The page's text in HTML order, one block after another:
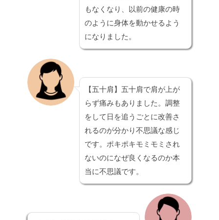
もなくなり、以前の健康の時
のように身体を動かせるよう
になりました。
【五十肩】 五十肩で肩が上が
らず痛みもありました。調整
をして日を追うごとに改善さ
れるのが分かり不思議な感じ
です。ポキポキモミモミされ
ないのになぜ良くなるのか本
当に不思議です。